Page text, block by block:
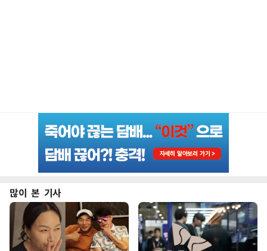
많이 본 기사